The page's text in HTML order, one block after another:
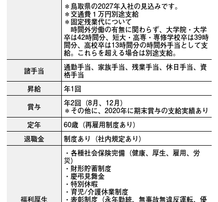
＊鳥取県の2027年入社の見込みです。
＊交通費１万円別途支給
＊固定残業代について
時間外労働の有無に関わらず、大学院・大学
卒は42時間分、短大・高専・専修学校卒は39時
間分、高校卒は13時間分の時間外手当として支
給。これらを超える場合は別途支給。
諸手当
通勤手当、家族手当、残業手当、休日手当、資
格手当
昇給
年1回
賞与
年2回（8月、12月）
＊その他に、2020年に期末賞与の支給実績あり
定年
60歳（再雇用制度あり）
退職金
制度あり（社内規定あり）
福利厚生
・各種社会保険完備（健康、厚生、雇用、労
災）
・財形貯蓄制度
・慶弔見舞金
・特別休暇
・育児/介護休業制度
・表彰制度（永年勤続、無事故無違反運転、優